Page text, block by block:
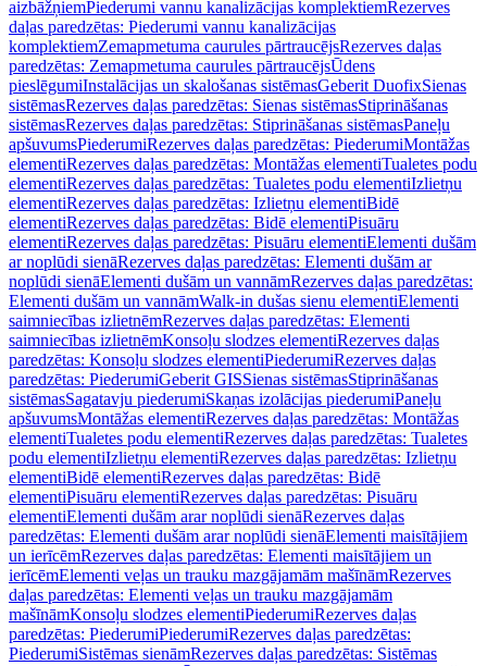
aizbāžņiemPiederumi vannu kanalizācijas komplektiemRezerves
daļas paredzētas: Piederumi vannu kanalizācijas
komplektiemZemapmetuma caurules pārtraucējsRezerves daļas
paredzētas: Zemapmetuma caurules pārtraucējsŪdens
pieslēgumiInstalācijas un skalošanas sistēmasGeberit DuofixSienas
sistēmasRezerves daļas paredzētas: Sienas sistēmasStiprināšanas
sistēmasRezerves daļas paredzētas: Stiprināšanas sistēmasPaneļu
apšuvumsPiederumiRezerves daļas paredzētas: PiederumiMontāžas
elementiRezerves daļas paredzētas: Montāžas elementiTualetes podu
elementiRezerves daļas paredzētas: Tualetes podu elementiIzlietņu
elementiRezerves daļas paredzētas: Izlietņu elementiBidē
elementiRezerves daļas paredzētas: Bidē elementiPisuāru
elementiRezerves daļas paredzētas: Pisuāru elementiElementi dušām
ar noplūdi sienāRezerves daļas paredzētas: Elementi dušām ar
noplūdi sienāElementi dušām un vannāmRezerves daļas paredzētas:
Elementi dušām un vannāmWalk-in dušas sienu elementiElementi
saimniecības izlietnēmRezerves daļas paredzētas: Elementi
saimniecības izlietnēmKonsoļu slodzes elementiRezerves daļas
paredzētas: Konsoļu slodzes elementiPiederumiRezerves daļas
paredzētas: PiederumiGeberit GISSienas sistēmasStiprināšanas
sistēmasSagatavju piederumiSkaņas izolācijas piederumiPaneļu
apšuvumsMontāžas elementiRezerves daļas paredzētas: Montāžas
elementiTualetes podu elementiRezerves daļas paredzētas: Tualetes
podu elementiIzlietņu elementiRezerves daļas paredzētas: Izlietņu
elementiBidē elementiRezerves daļas paredzētas: Bidē
elementiPisuāru elementiRezerves daļas paredzētas: Pisuāru
elementiElementi dušām arar noplūdi sienāRezerves daļas
paredzētas: Elementi dušām arar noplūdi sienāElementi maisītājiem
un ierīcēmRezerves daļas paredzētas: Elementi maisītājiem un
ierīcēmElementi veļas un trauku mazgājamām mašīnāmRezerves
daļas paredzētas: Elementi veļas un trauku mazgājamām
mašīnāmKonsoļu slodzes elementiPiederumiRezerves daļas
paredzētas: PiederumiPiederumiRezerves daļas paredzētas:
PiederumiSistēmas sienāmRezerves daļas paredzētas: Sistēmas